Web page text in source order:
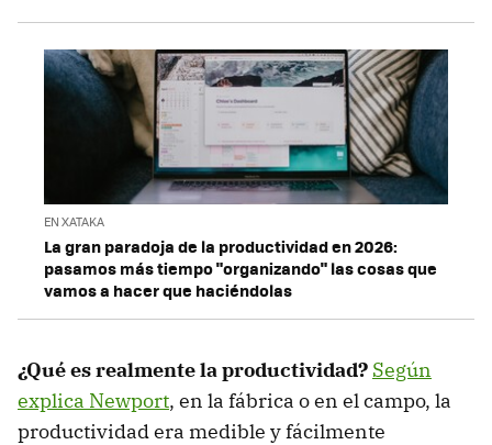
EN XATAKA
La gran paradoja de la productividad en 2026:
pasamos más tiempo "organizando" las cosas que
vamos a hacer que haciéndolas
¿Qué es realmente la productividad? Según
explica Newport, en la fábrica o en el campo, la
productividad era medible y fácilmente